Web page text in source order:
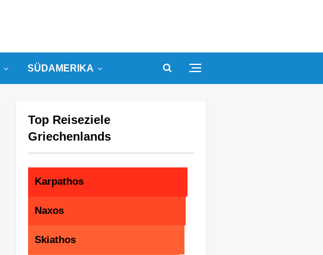
SÜDAMERIKA
Top Reiseziele
Griechenlands
Karpathos
Naxos
Skiathos